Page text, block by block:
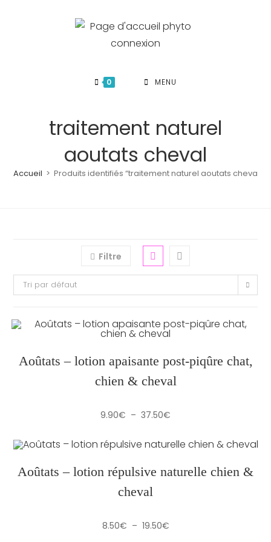
0 MENU
traitement naturel
aoutats cheval
Accueil > Produits identifiés “traitement naturel aoutats cheval”
Filtre
Tri par défaut
Aoûtats – lotion apaisante post-piqûre chat,
chien & cheval
9.90€ – 37.50€
9.90€
à
Aoûtats – lotion répulsive naturelle chien &
cheval
8.50€ – 19.50€Plage